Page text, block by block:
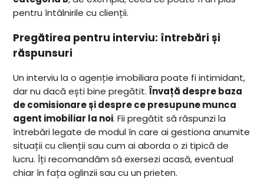
pentru întâlnirile cu clienții.
Pregătirea pentru interviu: întrebări și
răspunsuri
Un interviu la o agenție imobiliara poate fi intimidant,
dar nu dacă ești bine pregătit.Învață despre baza
de comisionare și despre ce presupune munca
agent imobiliar la noi. Fii pregătit să răspunzi la
întrebări legate de modul în care ai gestiona anumite
situații cu clienții sau cum ai aborda o zi tipică de
lucru. Îți recomandăm să exersezi acasă, eventual
chiar în fața oglinzii sau cu un prieten.